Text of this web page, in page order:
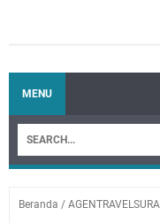
MENU
Beranda /